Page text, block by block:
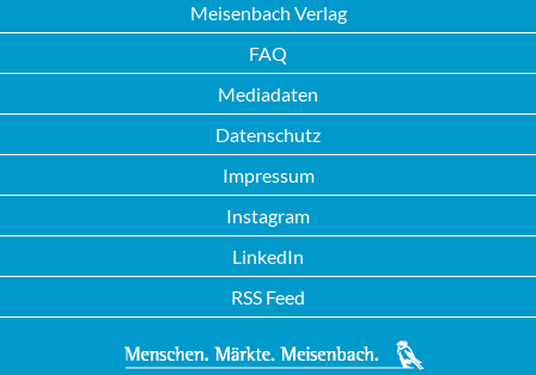
Meisenbach Verlag
FAQ
Mediadaten
Datenschutz
Impressum
Instagram
LinkedIn
RSS Feed